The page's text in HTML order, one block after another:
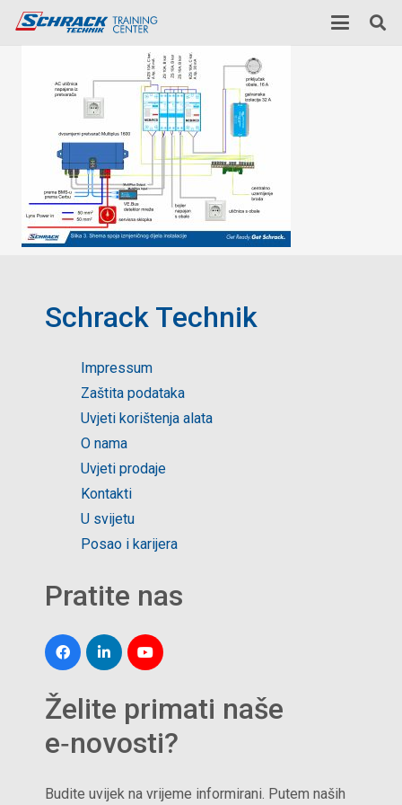
Schrack Technik
Impressum
Zaštita podataka
Uvjeti korištenja alata
O nama
Uvjeti prodaje
Kontakti
U svijetu
Posao i karijera
Pratite nas
Želite primati naše
e‑novosti?
Budite uvijek na vrijeme informirani. Putem naših